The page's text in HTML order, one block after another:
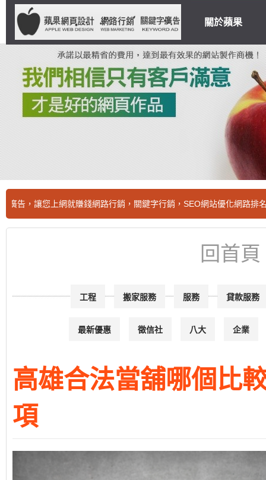
關於蘋果
您上網就賺錢網路行銷，關鍵字行銷，SEO網站優化網路排名，給
回首頁
貸款服務
服務
搬家服務
工程
企業
八大
徵信社
最新優惠
高雄合法當舖哪個比
項